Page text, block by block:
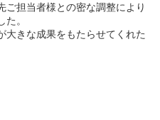
担当者様との密な調整により
。
大きな成果をもたらせてくれた